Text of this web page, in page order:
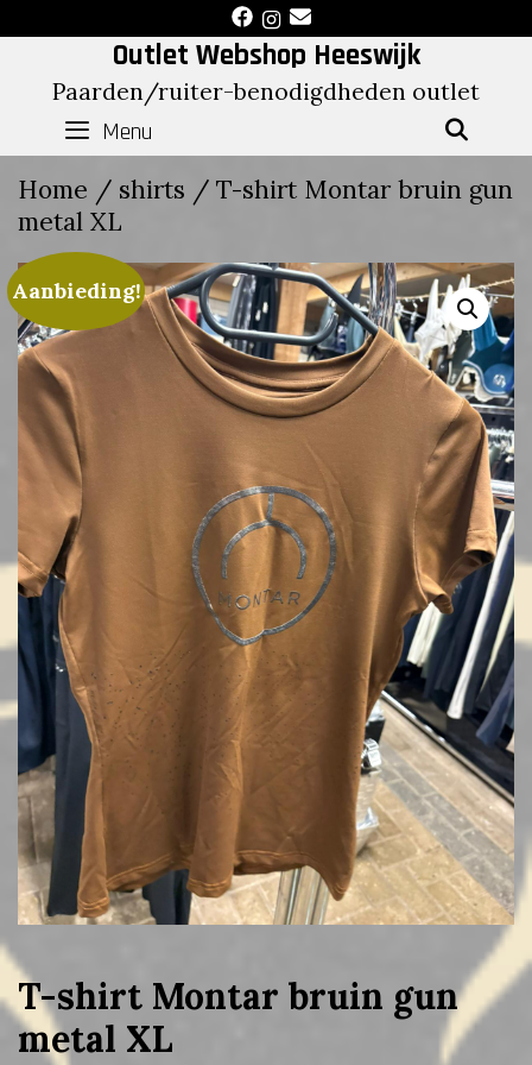
to
content
Outlet Webshop Heeswijk
Paarden/ruiter-benodigdheden outlet
Menu
Home / shirts / T-shirt Montar bruin gun
metal XL
Aanbieding!
T-shirt Montar bruin gun
metal XL